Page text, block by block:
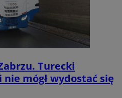
Turecki
mógł wydostać się